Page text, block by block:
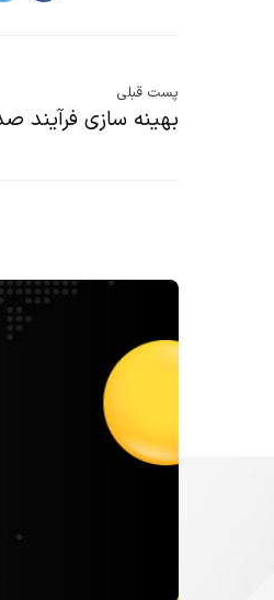
پست قبلی
بهینه سازی فرآیند